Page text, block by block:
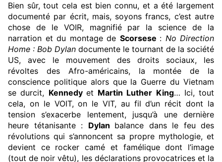
Bien sûr, tout cela est bien connu, et a été largement
documenté par écrit, mais, soyons francs, c’est autre
chose de le VOIR, magnifié par la science de la
narration et du montage de Scorsese : No Direction
Home : Bob Dylan documente le tournant de la société
US, avec le mouvement des droits sociaux, les
révoltes des Afro-américains, la montée de la
conscience politique alors que la Guerre du Vietnam
se durcit, Kennedy et Martin Luther King… Ici, tout
cela, on le VOIT, on le VIT, au fil d’un récit dont la
tension s’exacerbe lentement, jusqu’à une dernière
heure tétanisante : Dylan balance dans le feu des
révolutions qui s’annoncent sa propre mythologie, et
devient ce rocker camé et famélique dont l’image
(tout de noir vêtu), les déclarations provocatrices et la